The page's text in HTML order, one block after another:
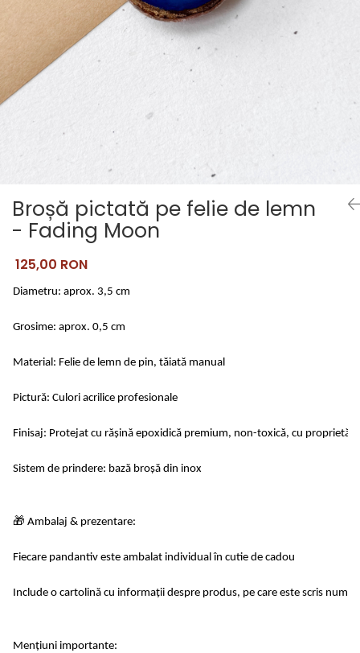
Broșă pictată pe felie de lemn
- Fading Moon
125,00 RON
Diametru: aprox. 3,5 cm
Grosime: aprox. 0,5 cm
Material: Felie de lemn de pin, tăiată manual
Pictură: Culori acrilice profesionale
Finisaj: Protejat cu rășină epoxidică premium, non-toxică, cu
Sistem de prindere: bază broșă din inox
🎁 Ambalaj & prezentare:
Fiecare pandantiv este ambalat individual în cutie de cadou
Include o cartolină cu informații despre produs, pe care este scris
Mențiuni importante: